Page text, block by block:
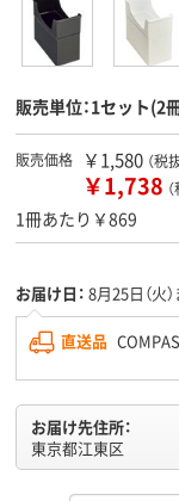
販売単位：1セット(2
販売価格 ￥1,580 （税
￥1,738
1冊あたり￥869
お届け日： 8月25日（火
直送品
お届け先住所：
東京都江東区